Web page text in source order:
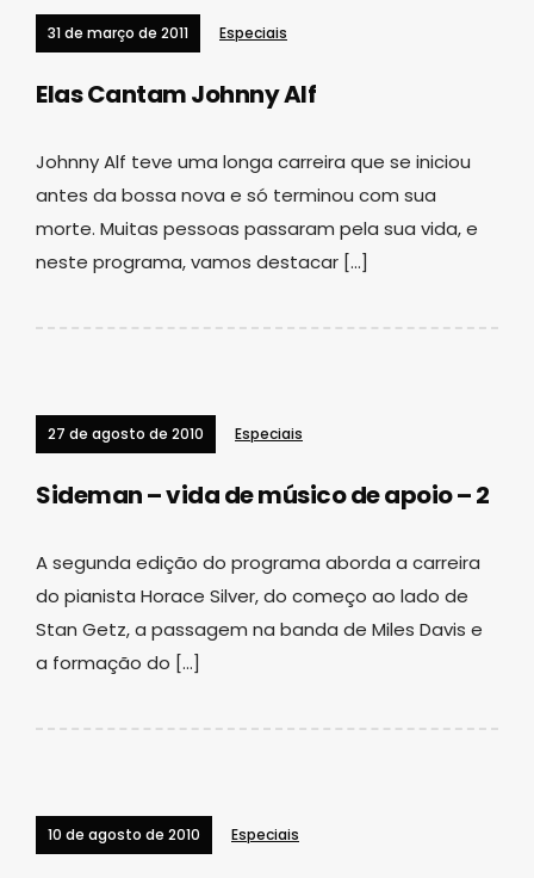
31 de março de 2011 Especiais
Elas Cantam Johnny Alf
Johnny Alf teve uma longa carreira que se iniciou
antes da bossa nova e só terminou com sua
morte. Muitas pessoas passaram pela sua vida, e
neste programa, vamos destacar […]
27 de agosto de 2010 Especiais
Sideman – vida de músico de apoio – 2
A segunda edição do programa aborda a carreira
do pianista Horace Silver, do começo ao lado de
Stan Getz, a passagem na banda de Miles Davis e
a formação do […]
10 de agosto de 2010 Especiais